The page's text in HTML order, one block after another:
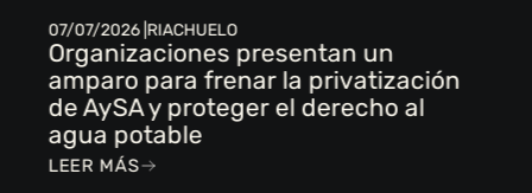
07/07/2026 | RIACHUELO
Organizaciones presentan un
amparo para frenar la privatización
de AySA y proteger el derecho al
agua potable
LEER MÁS